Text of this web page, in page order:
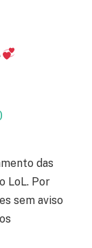
das
LoL. Por
sem aviso